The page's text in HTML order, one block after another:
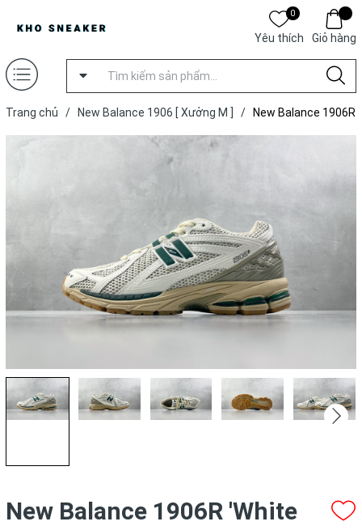
0
Yêu thích Giỏ hàng
Trang chủ / New Balance 1906 [ Xưởng M ] /
New Balance 1906R
New Balance 1906R 'White